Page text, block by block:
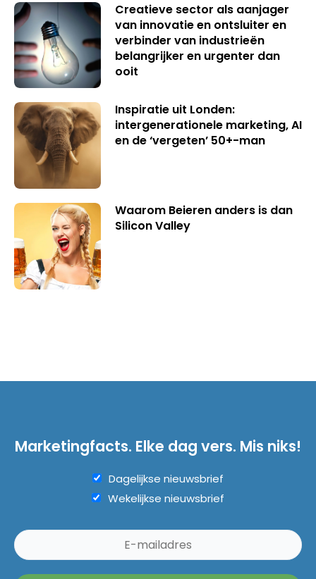
Creatieve sector als aanjager
van innovatie en ontsluiter en
verbinder van industrieën
belangrijker en urgenter dan
ooit
Inspiratie uit Londen:
intergenerationele marketing, AI
en de ‘vergeten’ 50+-man
Waarom Beieren anders is dan
Silicon Valley
Marketingfacts. Elke dag vers. Mis niks!
Dagelijkse nieuwsbrief
Wekelijkse nieuwsbrief